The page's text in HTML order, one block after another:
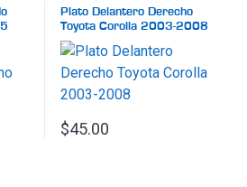
Plato Delantero Derecho
Toyota Corolla 2003-2008
$45.00